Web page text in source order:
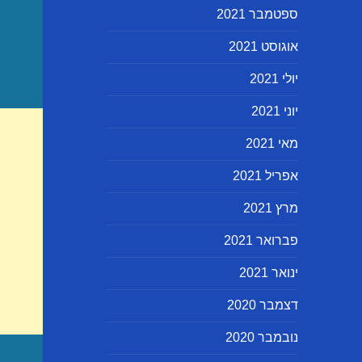
ספטמבר 2021
אוגוסט 2021
יולי 2021
יוני 2021
מאי 2021
אפריל 2021
מרץ 2021
פברואר 2021
ינואר 2021
דצמבר 2020
נובמבר 2020